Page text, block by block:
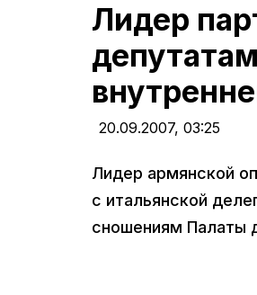
Лидер
20.09.2007, 03:25
Лидер армянской
с итальянской
сношениям Палаты